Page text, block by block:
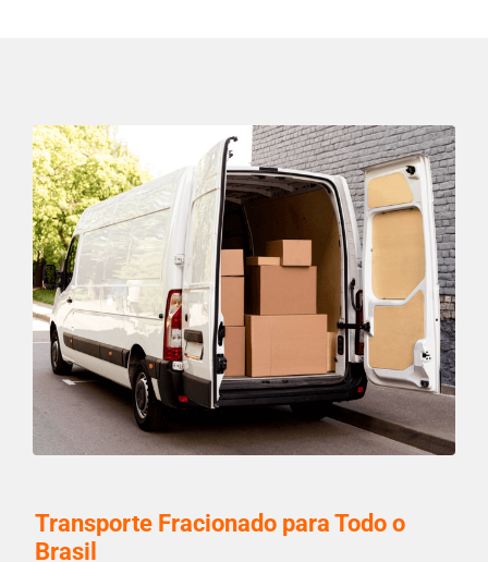
Transporte Fracionado para Todo o
Brasil